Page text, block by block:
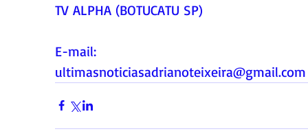
TV ALPHA (BOTUCATU SP)
E-mail:
ultimasnoticiasadrianoteixeira@gmail.com